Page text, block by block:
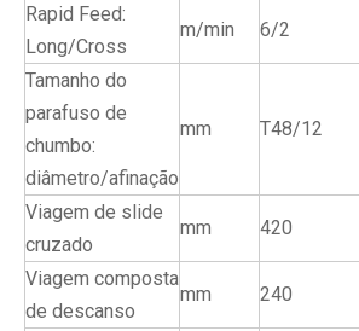
Rapid Feed:
Long/Cross
m/min 6/2
Tamanho do
parafuso de
chumbo:
diâmetro/afinação
mm T48/12
Viagem de slide
cruzado
mm 420
Viagem composta
de descanso
mm 240